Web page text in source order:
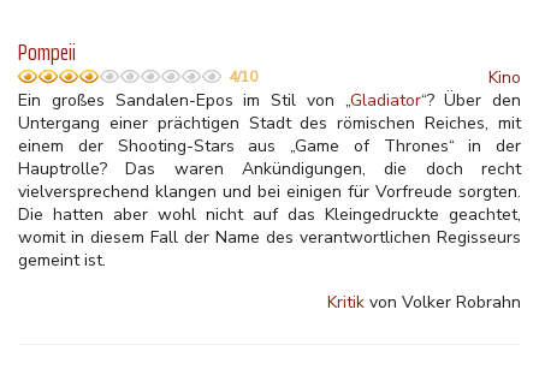
Pompeii
4/10
Kino
Ein großes Sandalen-Epos im Stil von „Gladiator“? Über den
Untergang einer prächtigen Stadt des römischen Reiches, mit
einem der Shooting-Stars aus „Game of Thrones“ in der
Hauptrolle? Das waren Ankündigungen, die doch recht
vielversprechend klangen und bei einigen für Vorfreude sorgten.
Die hatten aber wohl nicht auf das Kleingedruckte geachtet,
womit in diesem Fall der Name des verantwortlichen Regisseurs
gemeint ist.
Kritik von Volker Robrahn